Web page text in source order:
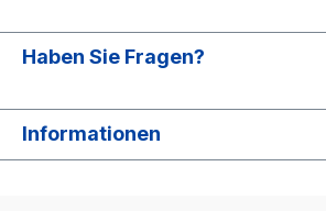
Haben Sie Fragen?
Informationen